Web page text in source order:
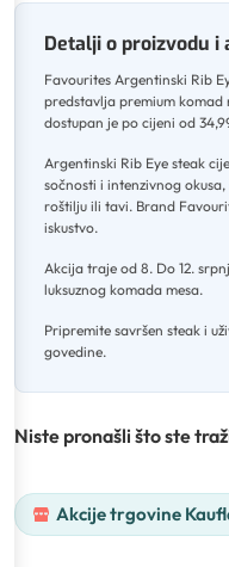
Detalji o proizvodu i
Favourites Argentinski Rib
predstavlja premium komad
dostupan je po cijeni od
Argentinski Rib Eye steak
sočnosti i intenzivnog
roštilju ili tavi. Brand
iskustvo.
Akcija traje od 8. Do 12.
luksuznog komada mesa.
Pripremite savršen steak i
govedine.
Niste pronašli što ste
Akcije trgovine